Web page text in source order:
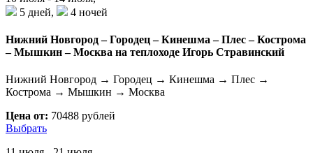
5 дней,
4 ночей
Нижний Новгород – Городец – Кинешма – Плес – Кострома
– Мышкин – Москва на теплоходе Игорь Стравинский
Нижний Новгород → Городец → Кинешма → Плес →
Кострома → Мышкин → Москва
Цена от: 70488 рублей
Выбрать